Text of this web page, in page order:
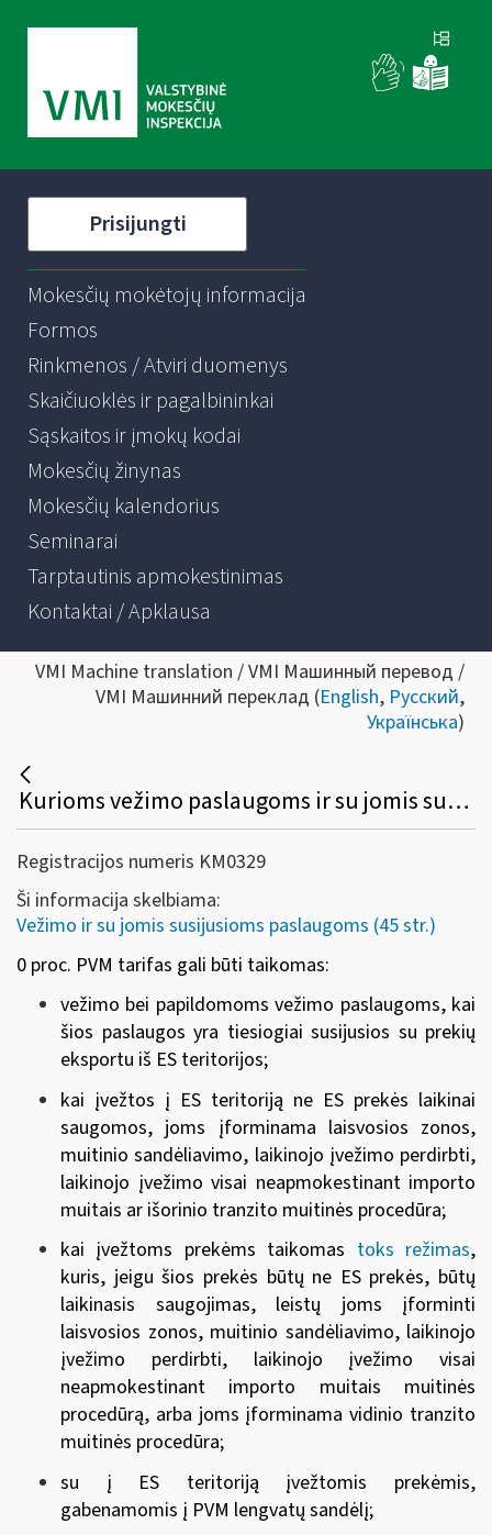
Prisijungti
Mokesčių mokėtojų informacija
Formos
Rinkmenos / Atviri duomenys
Skaičiuoklės ir pagalbininkai
Sąskaitos ir įmokų kodai
Mokesčių žinynas
Mokesčių kalendorius
Seminarai
Tarptautinis apmokestinimas
Kontaktai / Apklausa
VMI Machine translation / VMI Машинный перевод /
VMI Машинний переклад (English, Русский,
Українська)
Kurioms vežimo paslaugoms ir su jomis susijusiems sandoriams gali būti taikomas 0 proc. PVM tarifas?
Registracijos numeris KM0329
Ši informacija skelbiama:
Vežimo ir su jomis susijusioms paslaugoms (45 str.)
0 proc. PVM tarifas gali būti taikomas:
vežimo bei papildomoms vežimo paslaugoms, kai
šios paslaugos yra tiesiogiai susijusios su prekių
eksportu iš ES teritorijos;
kai įvežtos į ES teritoriją ne ES prekės laikinai
saugomos, joms įforminama laisvosios zonos,
muitinio sandėliavimo, laikinojo įvežimo perdirbti,
laikinojo įvežimo visai neapmokestinant importo
muitais ar išorinio tranzito muitinės procedūra;
kai įvežtoms prekėms taikomas toks režimas,
kuris, jeigu šios prekės būtų ne ES prekės, būtų
laikinasis saugojimas, leistų joms įforminti
laisvosios zonos, muitinio sandėliavimo, laikinojo
įvežimo perdirbti, laikinojo įvežimo visai
neapmokestinant importo muitais muitinės
procedūrą, arba joms įforminama vidinio tranzito
muitinės procedūra;
su į ES teritoriją įvežtomis prekėmis,
gabenamomis į PVM lengvatų sandėlį;